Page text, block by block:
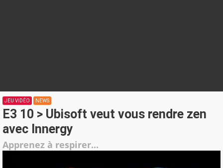
JEU VIDÉO NEWS
E3 10 > Ubisoft veut vous rendre zen
avec Innergy
Apprenez à respirer...